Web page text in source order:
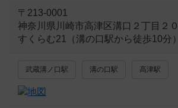
〒213-0001
神奈川県川崎市高津区溝口２丁目２０
すくらむ21（溝の口駅から徒歩10分）
武蔵溝ノ口駅 溝の口駅 高津駅